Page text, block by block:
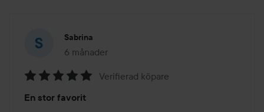
Sabrina
6 månader
Inlägget skapades 6 månader
5
Verifierad köpare
En stor favorit